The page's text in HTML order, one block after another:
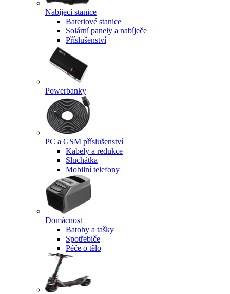
Nabíjecí stanice
Bateriové stanice
Solární panely a nabíječe
Příslušenství
Powerbanky
PC a GSM příslušenství
Kabely a redukce
Sluchátka
Mobilní telefony
Domácnost
Batohy a tašky
Spotřebiče
Péče o tělo